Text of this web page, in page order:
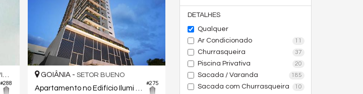
DETALHES
Qualquer
Ar Condicionado
11
Churrasqueira 37
Piscina Privativa 20
Sacada / Varanda 185
Sacada com Churrasqueira 10
#288 #275
GOIÂNIA - SETOR BUENO
Apartamento no Edifício Ilumi Bueno Residências